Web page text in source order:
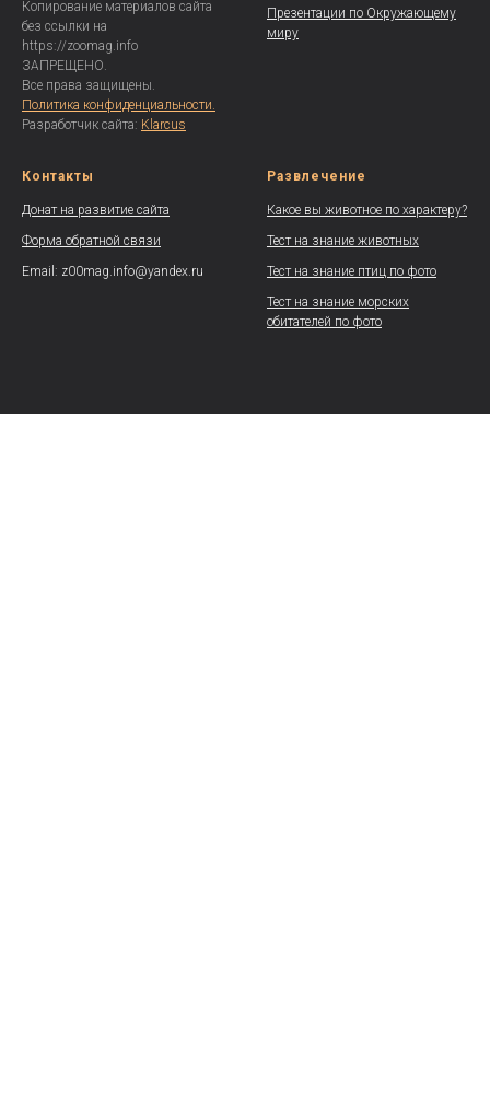
Копирование материалов сайта
без ссылки на
https://zoomag.info
ЗАПРЕЩЕНО.
Все права защищены.
Политика конфиденциальности.
Разработчик сайта: Klarcus
Презентации по Окружающему
миру
Контакты
Донат на развитие сайта
Форма обратной связи
Email: z00mag.info@yandex.ru
Развлечение
Какое вы животное по характеру?
Тест на знание животных
Тест на знание птиц по фото
Тест на знание морских
обитателей по фото